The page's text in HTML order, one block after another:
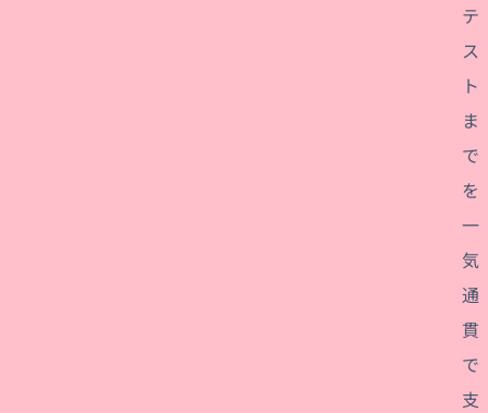
テ
ス
ト
ま
で
を
一
気
通
貫
で
支